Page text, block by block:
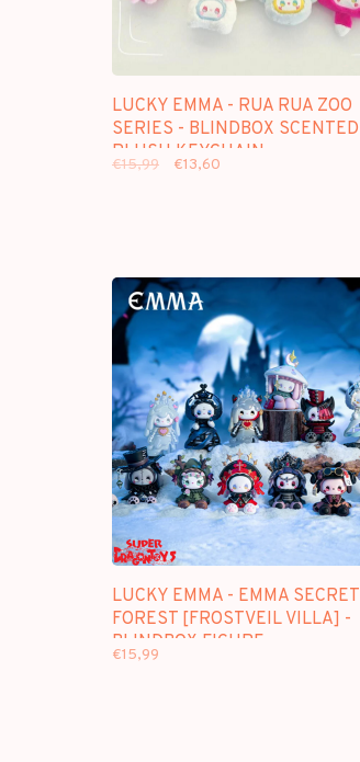
LUCKY EMMA - RUA RUA ZOO
SERIES - BLINDBOX SCENTED
PLUSH KEYCHAIN
€15,99 €13,60
LUCKY EMMA - EMMA SECRET
FOREST [FROSTVEIL VILLA] -
BLINDBOX FIGURE
€15,99